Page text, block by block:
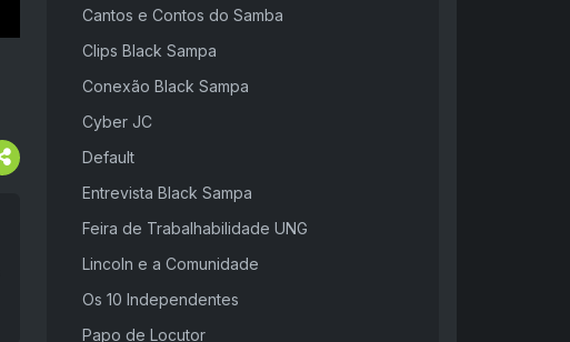
Cantos e Contos do Samba
Clips Black Sampa
Conexão Black Sampa
Cyber JC
Default
Entrevista Black Sampa
Feira de Trabalhabilidade UNG
Lincoln e a Comunidade
Os 10 Independentes
Papo de Locutor